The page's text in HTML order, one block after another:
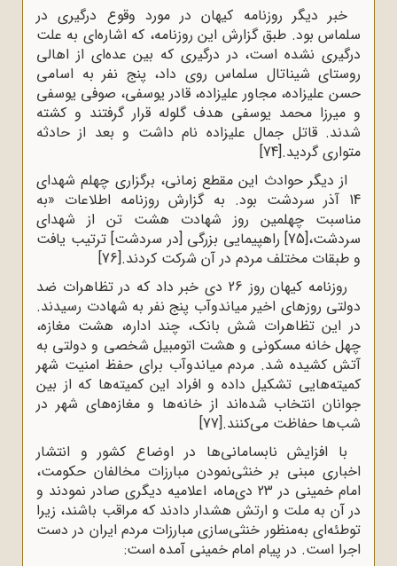
خبر دیگر روزنامه کیهان در مورد وقوع درگیری در
سلماس بود. طبق گزارش این روزنامه، که اشاره‌ای به علت
درگیری نشده است، در درگیری که بین عده‌ای از اهالی
روستای شیناتال سلماس روی داد، پنج نفر به اسامی
حسن علیزاده، مجاور علیزاده، قادر یوسفی، صوفی یوسفی
و میرزا محمد یوسفی هدف گلوله قرار گرفتند و کشته
شدند. قاتل جمال علیزاده نام داشت و بعد از حادثه
متواری گردید.[74]
از دیگر حوادث این مقطع زمانی، برگزاری چهلم شهدای
14 آذر سردشت بود. به گزارش روزنامه اطلاعات «به
مناسبت چهلمین روز شهادت هشت تن از شهدای
سردشت،[75]
راهپیمایی بزرگی [در سردشت] ترتیب یافت
و طبقات مختلف مردم در آن شرکت کردند.[76]
روزنامه کیهان روز 26 دی خبر داد که در تظاهرات ضد
دولتی روزهای اخیر میاندوآب پنج نفر به شهادت رسیدند.
در این تظاهرات شش بانک، چند اداره، هشت مغازه،
چهل خانه مسکونی و هشت اتومبیل شخصی و دولتی به
آتش کشیده شد. مردم میاندوآب برای حفظ امنیت شهر
کمیته‌هایی تشکیل داده و افراد این کمیته‌ها که از بین
جوانان انتخاب شده‌اند از خانه‌ها و مغازه‌های شهر در
شب‌ها حفاظت می‌کنند.[77]
با افزایش نابسامانی‌ها در اوضاع کشور و انتشار
اخباری مبنی بر خنثی‌نمودن مبارزات مخالفان حکومت،
امام خمینی در 23 دی‌ماه، اعلامیه‌ دیگری صادر نمودند و
در آن به ملت و ارتش هشدار دادند که مراقب باشند، زیرا
توطئه‌ای به‌منظور خنثی‌سازی مبارزات مردم ایران در دست
اجرا است. در پیام امام خمینی آمده است: